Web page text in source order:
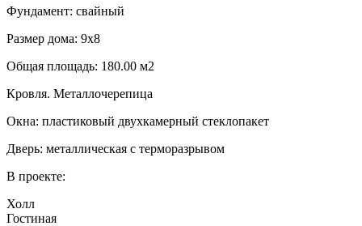
Фундамент: свайный
Размер дома: 9х8
Общая площадь: 180.00 м2
Кровля. Металлочерепица
Окна: пластиковый двухкамерный стеклопакет
Дверь: металлическая с терморазрывом
В проекте:
Холл
Гостиная